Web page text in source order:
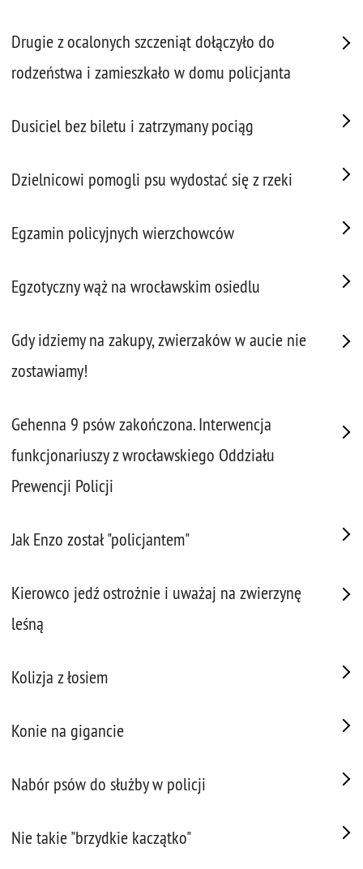
Drugie z ocalonych szczeniąt dołączyło do
rodzeństwa i zamieszkało w domu policjanta
Dusiciel bez biletu i zatrzymany pociąg
Dzielnicowi pomogli psu wydostać się z rzeki
Egzamin policyjnych wierzchowców
Egzotyczny wąż na wrocławskim osiedlu
Gdy idziemy na zakupy, zwierzaków w aucie nie
zostawiamy!
Gehenna 9 psów zakończona. Interwencja
funkcjonariuszy z wrocławskiego Oddziału
Prewencji Policji
Jak Enzo został "policjantem"
Kierowco jedź ostrożnie i uważaj na zwierzynę
leśną
Kolizja z łosiem
Konie na gigancie
Nabór psów do służby w policji
Nie takie "brzydkie kaczątko"